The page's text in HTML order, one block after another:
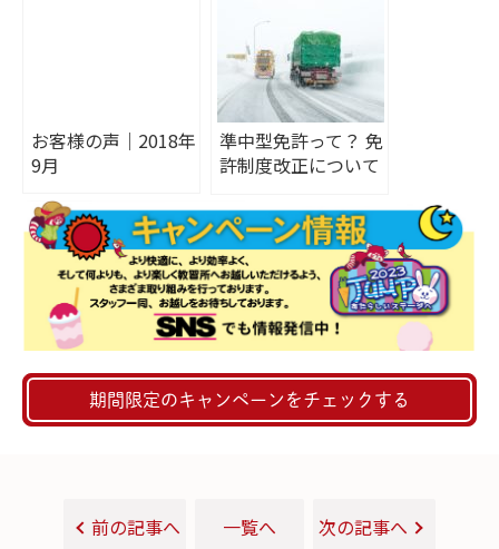
お客様の声｜2018年
9月
準中型免許って？ 免
許制度改正について
期間限定のキャンペーンをチェックする
前の記事へ 一覧へ 次の記事へ